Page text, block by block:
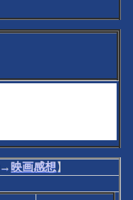
→ 映画感想】